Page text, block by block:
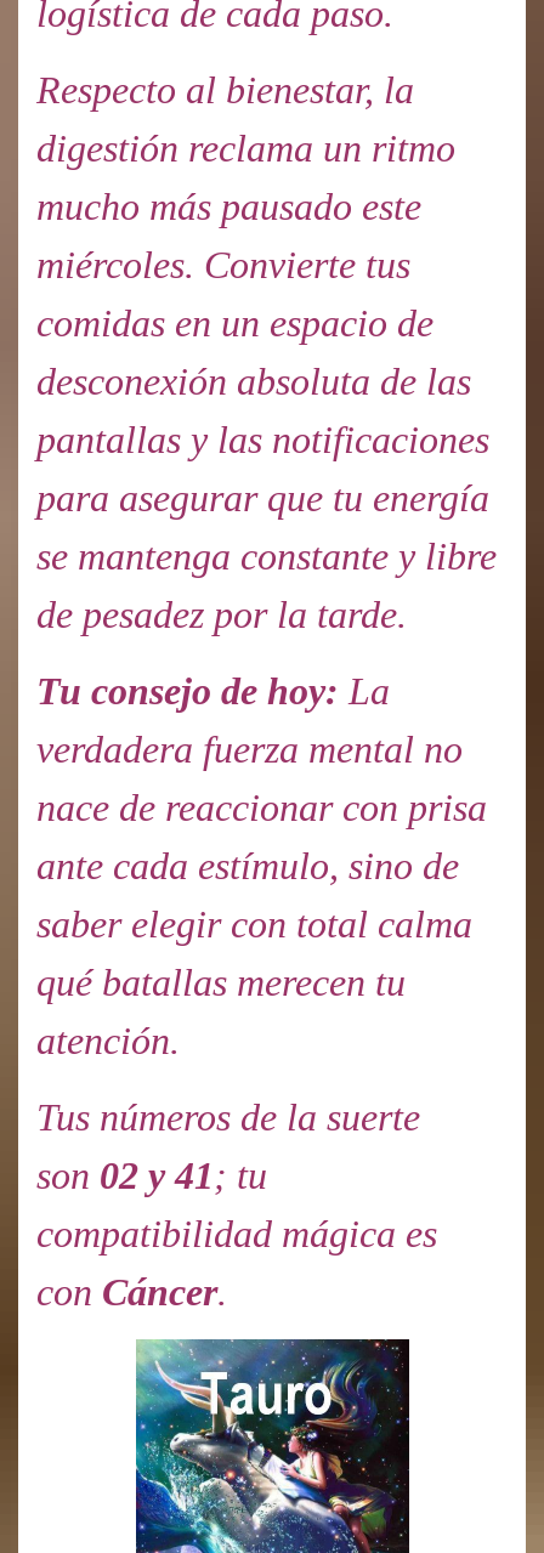
logística de cada paso.
Respecto al bienestar, la
digestión reclama un ritmo
mucho más pausado este
miércoles. Convierte tus
comidas en un espacio de
desconexión absoluta de las
pantallas y las notificaciones
para asegurar que tu energía
se mantenga constante y libre
de pesadez por la tarde.
Tu consejo de hoy: La
verdadera fuerza mental no
nace de reaccionar con prisa
ante cada estímulo, sino de
saber elegir con total calma
qué batallas merecen tu
atención.
Tus números de la suerte
son 02 y 41; tu
compatibilidad mágica es
con Cáncer.